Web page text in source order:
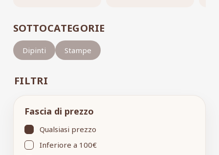
SOTTOCATEGORIE
Dipinti Stampe
FILTRI
Fascia di prezzo
Qualsiasi prezzo
Inferiore a 100€